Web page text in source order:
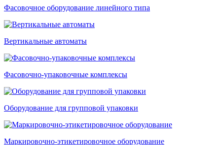
Фасовочное оборудование линейного типа
Вертикальные автоматы
Фасовочно-упаковочные комплексы
Оборудование для групповой упаковки
Маркировочно-этикетировочное оборудование